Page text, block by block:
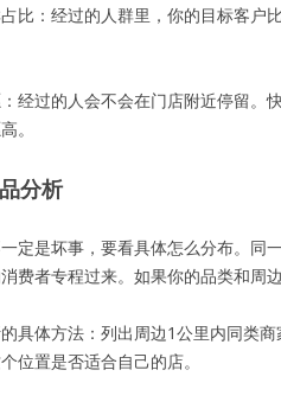
比：经过的人群里，你的目标客户
经过的人会不会在门店附近停留。
。
分析
定是坏事，要看具体怎么分布。同
费者专程过来。如果你的品类和周
具体方法：列出周边1公里内同类
位置是否适合自己的店。